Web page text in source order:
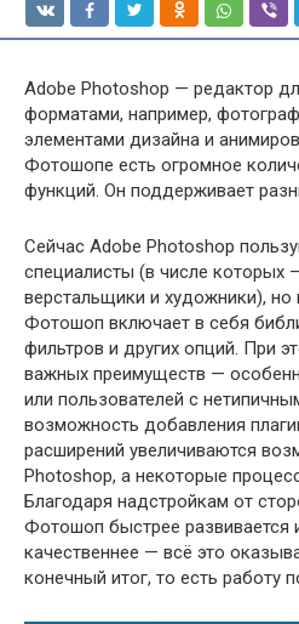
Adobe Photoshop — редактор
форматами, например,
элементами дизайна и
Фотошопе есть огромное
функций. Он поддерживает
Сейчас Adobe Photoshop
специалисты (в числе
верстальщики и художники), но
Фотошоп включает в себя
фильтров и других опций. При
важных преимуществ —
или пользователей с
возможность добавления
расширений увеличиваются
Photoshop, а некоторые
Благодаря надстройкам от
Фотошоп быстрее развивается
качественнее — всё это
конечный итог, то есть работу